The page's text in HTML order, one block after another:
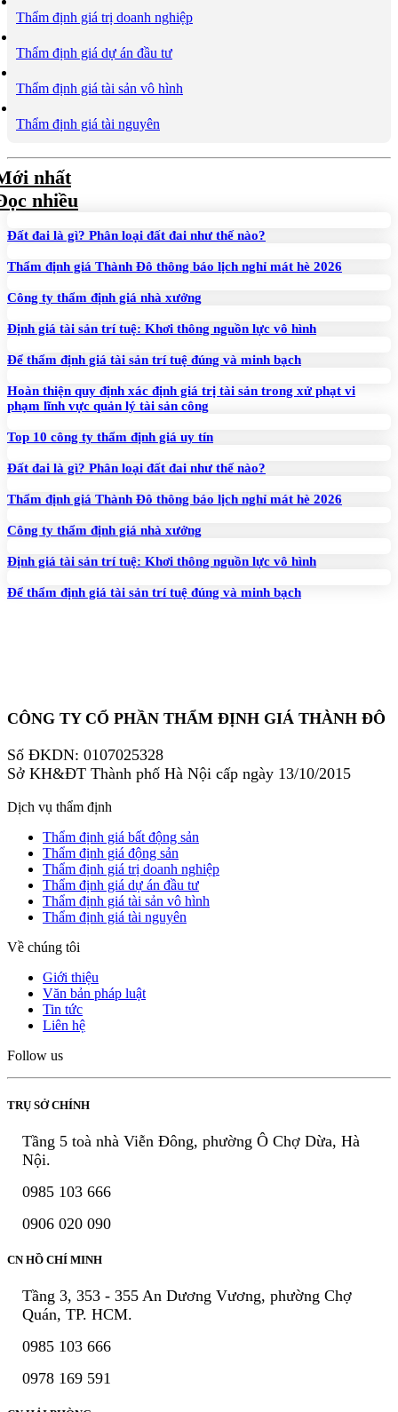
Thẩm định giá trị doanh nghiệp
Thẩm định giá dự án đầu tư
Thẩm định giá tài sản vô hình
Thẩm định giá tài nguyên
nhất
nhiều
Đất đai là gì? Phân loại đất đai như thế nào?
Thẩm định giá Thành Đô thông báo lịch nghỉ mát hè 2026
Công ty thẩm định giá nhà xưởng
Định giá tài sản trí tuệ: Khơi thông nguồn lực vô hình
Để thẩm định giá tài sản trí tuệ đúng và minh bạch
Hoàn thiện quy định xác định giá trị tài sản trong xử phạt vi
phạm lĩnh vực quản lý tài sản công
Top 10 công ty thẩm định giá uy tín
Đất đai là gì? Phân loại đất đai như thế nào?
Thẩm định giá Thành Đô thông báo lịch nghỉ mát hè 2026
Công ty thẩm định giá nhà xưởng
Định giá tài sản trí tuệ: Khơi thông nguồn lực vô hình
Để thẩm định giá tài sản trí tuệ đúng và minh bạch
CÔNG TY CỔ PHẦN THẨM ĐỊNH GIÁ THÀNH ĐÔ
Số ĐKDN: 0107025328
Sở KH&ĐT Thành phố Hà Nội cấp ngày 13/10/2015
Dịch vụ thẩm định
Thẩm định giá bất động sản
Thẩm định giá động sản
Thẩm định giá trị doanh nghiệp
Thẩm định giá dự án đầu tư
Thẩm định giá tài sản vô hình
Thẩm định giá tài nguyên
Về chúng tôi
Giới thiệu
Văn bản pháp luật
Tin tức
Liên hệ
Follow us
TRỤ SỞ CHÍNH
Tầng 5 toà nhà Viễn Đông, phường Ô Chợ Dừa, Hà
Nội.
0985 103 666
0906 020 090
CN HỒ CHÍ MINH
Tầng 3, 353 - 355 An Dương Vương, phường Chợ
Quán, TP. HCM.
0985 103 666
0978 169 591